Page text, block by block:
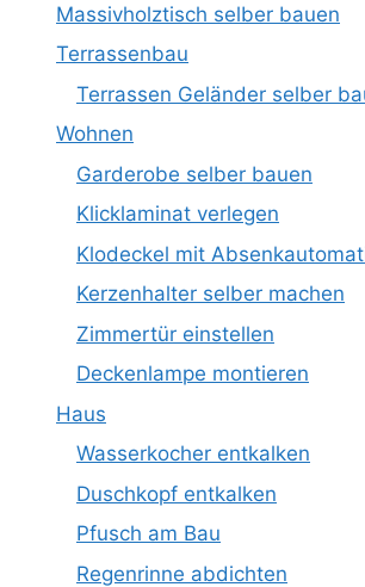
Massivholztisch selber bauen
Terrassenbau
Terrassen Geländer selber
Wohnen
Garderobe selber bauen
Klicklaminat verlegen
Klodeckel mit
Kerzenhalter selber machen
Zimmertür einstellen
Deckenlampe montieren
Haus
Wasserkocher entkalken
Duschkopf entkalken
Pfusch am Bau
Regenrinne abdichten